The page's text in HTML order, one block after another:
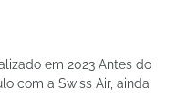
em 2023 Antes do
com a Swiss Air, ainda